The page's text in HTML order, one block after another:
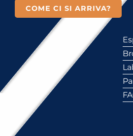
COME CI SI ARRIVA?